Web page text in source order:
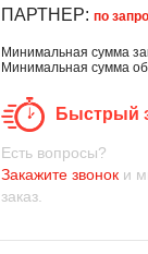
ПАРТНЕР: по
Минимальная сумма
Минимальная сумма
Быстрый
Есть вопросы?
Закажите звоноки
заказ.